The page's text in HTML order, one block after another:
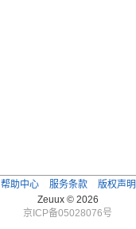
帮助中心 服务条款 版权声明
Zeuux © 2026
京ICP备05028076号